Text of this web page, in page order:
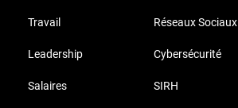
Travail
Leadership
Salaires
Réseaux Sociaux
Cybersécurité
SIRH